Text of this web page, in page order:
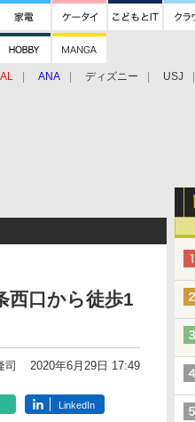
ANA ディズニー USJ
西口から徒歩1
司 2020年6月29日 17:49
LinkedIn